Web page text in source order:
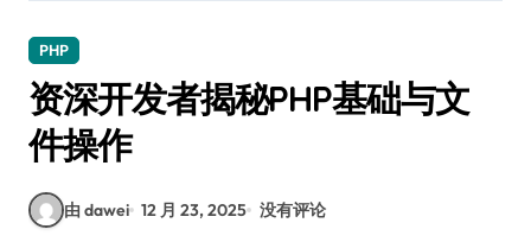
PHP
资深开发者揭秘PHP基础与文
件操作
由 dawei 12 月 23, 2025 没有评论